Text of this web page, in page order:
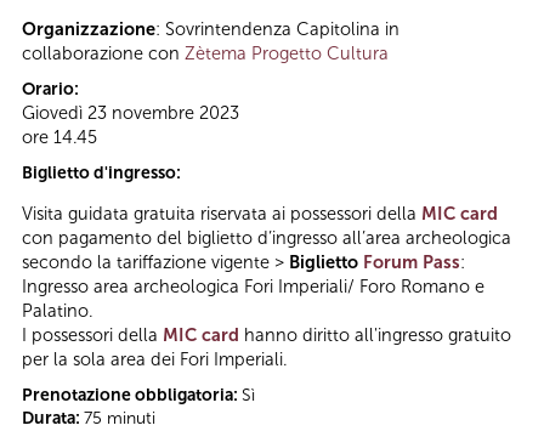
Organizzazione: Sovrintendenza Capitolina in
collaborazione con Zètema Progetto Cultura
Orario:
Giovedì 23 novembre 2023
ore 14.45
Biglietto d'ingresso:
Visita guidata gratuita riservata ai possessori della MIC card
con pagamento del biglietto d’ingresso all’area archeologica
secondo la tariffazione vigente > Biglietto Forum Pass:
Ingresso area archeologica Fori Imperiali/ Foro Romano e
Palatino.
I possessori della MIC card hanno diritto all'ingresso gratuito
per la sola area dei Fori Imperiali.
Prenotazione obbligatoria: Sì
Durata: 75 minuti